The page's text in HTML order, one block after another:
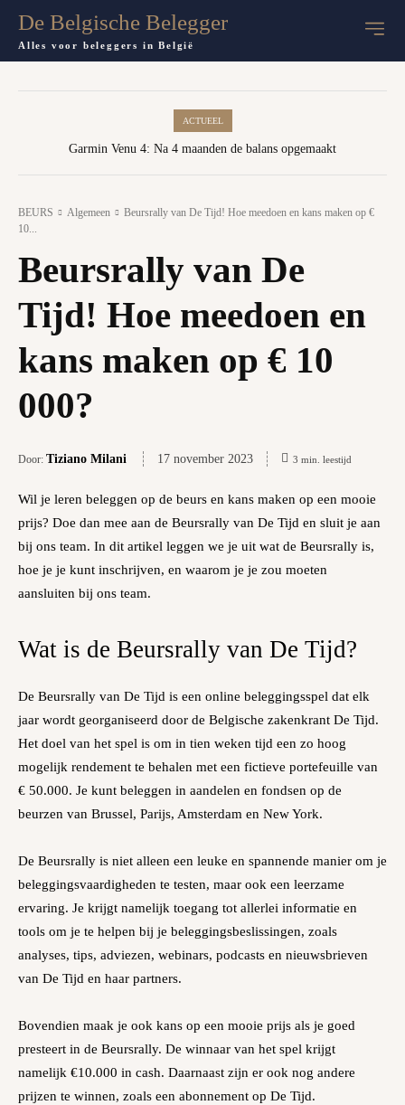
De Belgische Belegger
Alles voor beleggers in België
ACTUEEL
Garmin Venu 4: Na 4 maanden de balans opgemaakt
BEURS Algemeen
Beursrally van De Tijd! Hoe meedoen en kans maken op €
10...
Beursrally van De
Tijd! Hoe meedoen en
kans maken op € 10
000?
Door: Tiziano Milani 17 november 2023 3 min. leestijd
Wil je leren beleggen op de beurs en kans maken op een mooie
prijs? Doe dan mee aan de Beursrally van De Tijd en sluit je aan
bij ons team. In dit artikel leggen we je uit wat de Beursrally is,
hoe je je kunt inschrijven, en waarom je je zou moeten
aansluiten bij ons team.
Wat is de Beursrally van De Tijd?
De Beursrally van De Tijd is een online beleggingsspel dat elk
jaar wordt georganiseerd door de Belgische zakenkrant De Tijd.
Het doel van het spel is om in tien weken tijd een zo hoog
mogelijk rendement te behalen met een fictieve portefeuille van
€ 50.000. Je kunt beleggen in aandelen en fondsen op de
beurzen van Brussel, Parijs, Amsterdam en New York.
De Beursrally is niet alleen een leuke en spannende manier om je
beleggingsvaardigheden te testen, maar ook een leerzame
ervaring. Je krijgt namelijk toegang tot allerlei informatie en
tools om je te helpen bij je beleggingsbeslissingen, zoals
analyses, tips, adviezen, webinars, podcasts en nieuwsbrieven
van De Tijd en haar partners.
Bovendien maak je ook kans op een mooie prijs als je goed
presteert in de Beursrally. De winnaar van het spel krijgt
namelijk €10.000 in cash. Daarnaast zijn er ook nog andere
prijzen te winnen, zoals een abonnement op De Tijd.